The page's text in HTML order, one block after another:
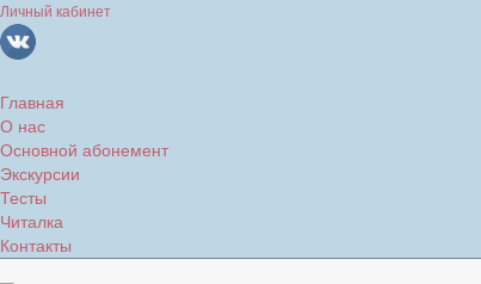
Личный кабинет
Главная
О нас
Основной абонемент
Экскурсии
Тесты
Читалка
Контакты